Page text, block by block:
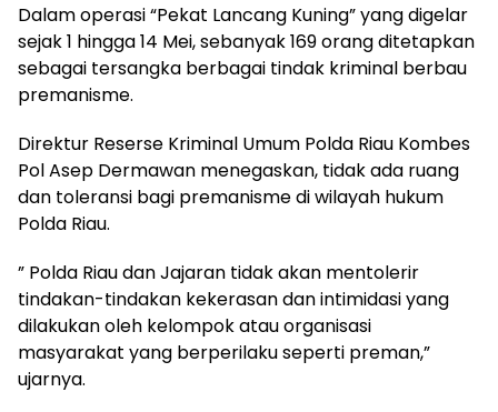
Dalam operasi “Pekat Lancang Kuning” yang digelar
sejak 1 hingga 14 Mei, sebanyak 169 orang ditetapkan
sebagai tersangka berbagai tindak kriminal berbau
premanisme.
Direktur Reserse Kriminal Umum Polda Riau Kombes
Pol Asep Dermawan menegaskan, tidak ada ruang
dan toleransi bagi premanisme di wilayah hukum
Polda Riau.
” Polda Riau dan Jajaran tidak akan mentolerir
tindakan-tindakan kekerasan dan intimidasi yang
dilakukan oleh kelompok atau organisasi
masyarakat yang berperilaku seperti preman,”
ujarnya.